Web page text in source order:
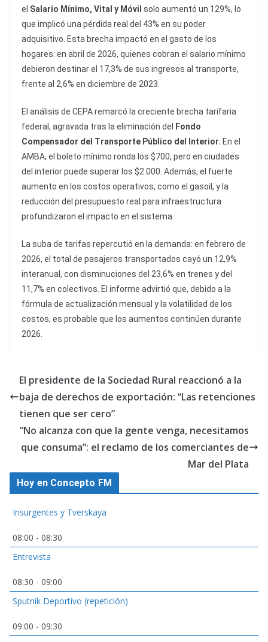
el Salario Mínimo, Vital y Móvil solo aumentó un 129%, lo
que implicó una pérdida real del 43% en su poder
adquisitivo. Esta brecha impactó en el gasto de los
hogares: en abril de 2026, quienes cobran el salario mínimo
debieron destinar el 17,3% de sus ingresos al transporte,
frente al 2,6% en diciembre de 2023.
El análisis de CEPA remarcó la creciente brecha tarifaria
federal, agravada tras la eliminación del
Fondo
Compensador del Transporte Público del Interior. En el
AMBA, el boleto mínimo ronda los $700, pero en ciudades
del interior puede superar los $2.000. Además, el fuerte
aumento en los costos operativos, como el gasoil, y la
reducción del presupuesto real para infraestructura
profundizaron el impacto en el sistema.
La suba de tarifas repercutió en la demanda: en febrero de
2026, el total de pasajeros transportados cayó un 12,9%
interanual, con disminuciones del 23,6% en trenes y del
11,7% en colectivos. El informe advirtió que, debido a la
fórmula de actualización mensual y la volatilidad de los
costos, es probable que los aumentos continúen durante
2026.
El presidente de la Sociedad Rural reaccionó a la
baja de derechos de exportación: “Las retenciones
tienen que ser cero”
“No alcanza con que la gente venga, necesitamos
que consuma”: el reclamo de los comerciantes de
Mar del Plata
Hoy en Concepto FM
Insurgentes y Tverskaya
08:00 - 08:30
Entrevista
08:30 - 09:00
Sputnik Deportivo (repetición)
09:00 - 09:30